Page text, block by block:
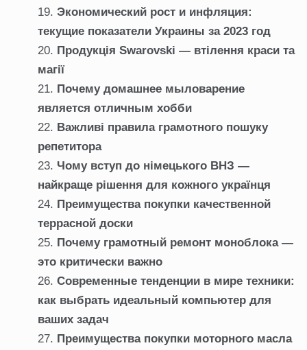
Экономический рост и инфляция:
текущие показатели Украины за 2023 год
Продукція Swarovski — втілення краси та
магії
Почему домашнее мыловарение
является отличным хобби
Важливі правила грамотного пошуку
репетитора
Чому вступ до німецького ВНЗ —
найкраще рішення для кожного українця
Преимущества покупки качественной
террасной доски
Почему грамотный ремонт моноблока —
это критически важно
Современные тенденции в мире техники:
как выбрать идеальный компьютер для
ваших задач
Преимущества покупки моторного масла